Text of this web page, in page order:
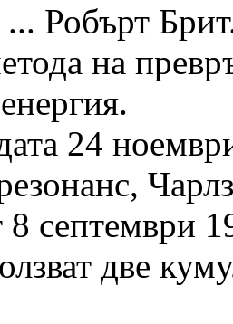
... Робърт
на
24
септември
две